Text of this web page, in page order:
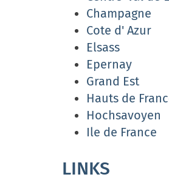
Champagne
Cote d' Azur
Elsass
Epernay
Grand Est
Hauts de
Hochsavoyen
Ile de France
LINKS